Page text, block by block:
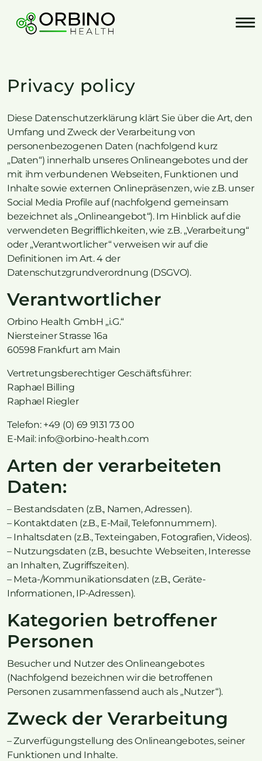
content
Privacy policy
Diese Datenschutzerklärung klärt Sie über die Art, den
Umfang und Zweck der Verarbeitung von
personenbezogenen Daten (nachfolgend kurz
„Daten“) innerhalb unseres Onlineangebotes und der
mit ihm verbundenen Webseiten, Funktionen und
Inhalte sowie externen Onlinepräsenzen, wie z.B. unser
Social Media Profile auf (nachfolgend gemeinsam
bezeichnet als „Onlineangebot“). Im Hinblick auf die
verwendeten Begrifflichkeiten, wie z.B. „Verarbeitung“
oder „Verantwortlicher“ verweisen wir auf die
Definitionen im Art. 4 der
Datenschutzgrundverordnung (DSGVO).
Verantwortlicher
Orbino Health GmbH „i.G.“
Niersteiner Strasse 16a
60598 Frankfurt am Main
Vertretungsberechtiger Geschäftsführer:
Raphael Billing
Raphael Riegler
Telefon: +49 (0) 69 9131 73 00
E-Mail: info@orbino-health.com
Arten der verarbeiteten
Daten:
– Bestandsdaten (z.B., Namen, Adressen).
– Kontaktdaten (z.B., E-Mail, Telefonnummern).
– Inhaltsdaten (z.B., Texteingaben, Fotografien, Videos).
– Nutzungsdaten (z.B., besuchte Webseiten, Interesse
an Inhalten, Zugriffszeiten).
– Meta-/Kommunikationsdaten (z.B., Geräte-
Informationen, IP-Adressen).
Kategorien betroffener
Personen
Besucher und Nutzer des Onlineangebotes
(Nachfolgend bezeichnen wir die betroffenen
Personen zusammenfassend auch als „Nutzer“).
Zweck der Verarbeitung
– Zurverfügungstellung des Onlineangebotes, seiner
Funktionen und Inhalte.